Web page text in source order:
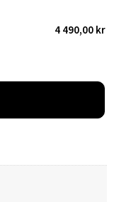
4 490,00 kr